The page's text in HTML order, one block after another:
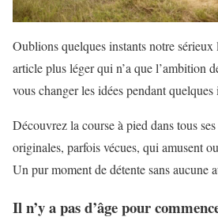
Oublions quelques instants notre sérieux
article plus léger qui n’a que l’ambition
vous changer les idées pendant quelques
Découvrez la course à pied dans tous
originales, parfois vécues, qui amusent
Un pur moment de détente sans aucune
Il n’y a pas d’âge pour